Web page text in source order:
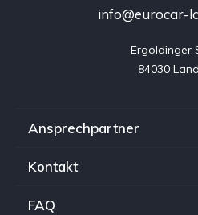
info@eurocar-
Ergoldinger
84030
Ansprechpartner
Kontakt
FAQ